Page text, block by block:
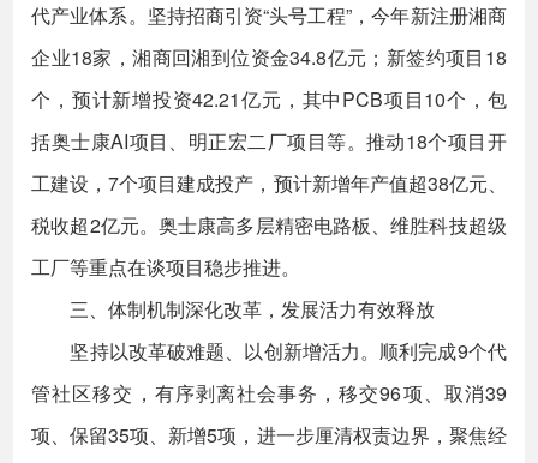
代产业体系。坚持招商引资“头号工程”，今年新注册湘商
企业18家，湘商回湘到位资金34.8亿元；新签约项目18
个，预计新增投资42.21亿元，其中PCB项目10个，包
括奥士康AI项目、明正宏二厂项目等。推动18个项目开
工建设，7个项目建成投产，预计新增年产值超38亿元、
税收超2亿元。奥士康高多层精密电路板、维胜科技超级
工厂等重点在谈项目稳步推进。
三、体制机制深化改革，发展活力有效释放
坚持以改革破难题、以创新增活力。顺利完成9个代
管社区移交，有序剥离社会事务，移交96项、取消39
项、保留35项、新增5项，进一步厘清权责边界，聚焦经